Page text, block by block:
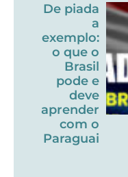
De piada
a
exemplo:
o que o
Brasil
pode e
deve
aprender
com o
Paraguai